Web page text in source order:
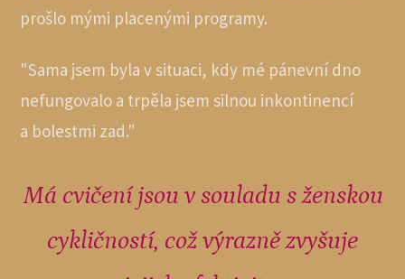
prošlo mými placenými programy.
"Sama jsem byla v situaci, kdy mé pánevní dno
nefungovalo a trpěla jsem silnou inkontinencí
a bolestmi zad."
Má cvičení jsou v souladu s ženskou
cykličností, což výrazně zvyšuje